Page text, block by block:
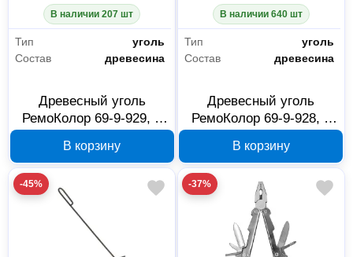
В наличии 207 шт
Тип
уголь
Состав
древесина
Древесный уголь
РемоКолор 69-9-929, 5
В корзину
В наличии 640 шт
Тип
уголь
Состав
древесина
Древесный уголь
РемоКолор 69-9-928, 3
В корзину
-45% -37%